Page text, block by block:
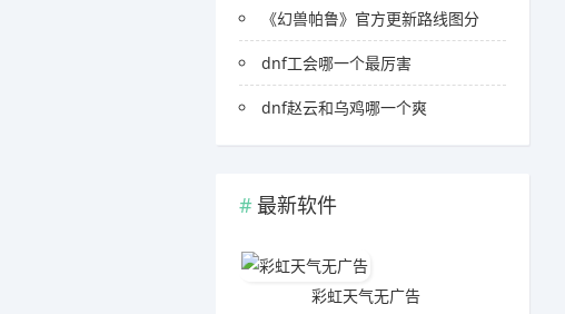
《幻兽帕鲁》官方更新路线图分
dnf工会哪一个最厉害
dnf赵云和乌鸡哪一个爽
最新软件
彩虹天气无广告